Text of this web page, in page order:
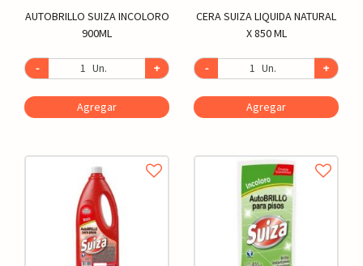
AUTOBRILLO SUIZA INCOLORO
900ML
- Un. +
Agregar
CERA SUIZA LIQUIDA NATURAL
X 850 ML
- Un. +
Agregar